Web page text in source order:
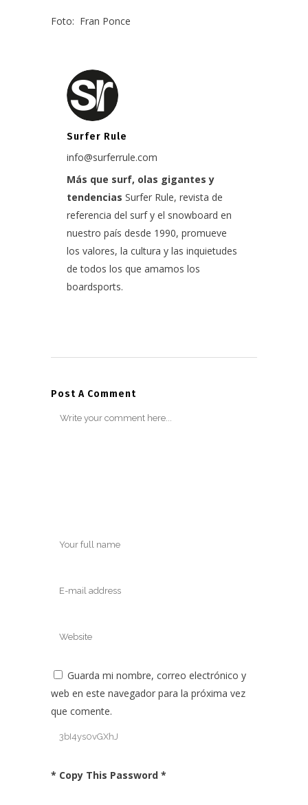
Foto: Fran Ponce
Surfer Rule
info@surferrule.com
Más que surf, olas gigantes y
tendencias Surfer Rule, revista de
referencia del surf y el snowboard en
nuestro país desde 1990, promueve
los valores, la cultura y las inquietudes
de todos los que amamos los
boardsports.
Post A Comment
Guarda mi nombre, correo electrónico y
web en este navegador para la próxima vez
que comente.
* Copy This Password *